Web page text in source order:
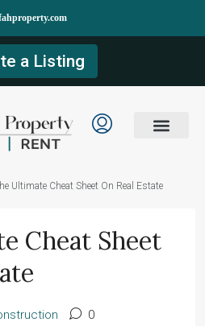
a Listing
Ultimate Cheat Sheet On Real Estate
Cheat Sheet
0